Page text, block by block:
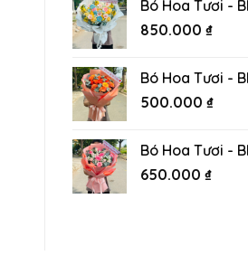
Bó Hoa Tươi -
850.000 ₫
Bó Hoa Tươi -
500.000 ₫
Bó Hoa Tươi -
650.000 ₫